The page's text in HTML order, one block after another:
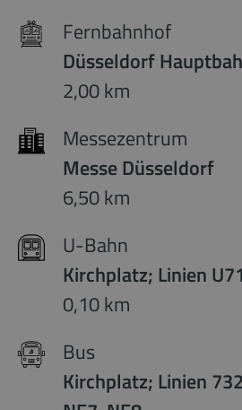
Fernbahnhof
Düsseldorf
2,00 km
Messezentrum
Messe Düsseldorf
6,50 km
U-Bahn
Kirchplatz; Linien
0,10 km
Bus
Kirchplatz; Linien